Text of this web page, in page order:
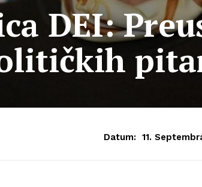
DEI:
Datum: 11.